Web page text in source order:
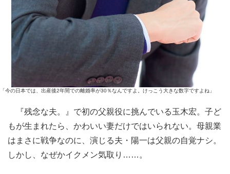
「今の日本では、出産後2年間での離婚率が30％なんですよ。けっこう大きな数字ですよね」
『残念な夫。』で初の父親役に挑んでいる玉木宏。子ど
もが生まれたら、かわいい妻だけではいられない。母親業
はまさに戦争なのに、演じる夫・陽一は父親の自覚ナシ。
しかし、なぜかイクメン気取り……。